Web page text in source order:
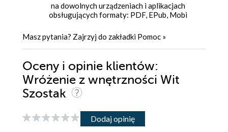
na dowolnych urządzeniach i aplikacjach
obsługujących formaty: PDF, EPub, Mobi
Masz pytania? Zajrzyj do zakładki Pomoc »
Oceny i opinie klientów:
Wróżenie z wnętrzności Wit
Szostak
Dodaj opinię